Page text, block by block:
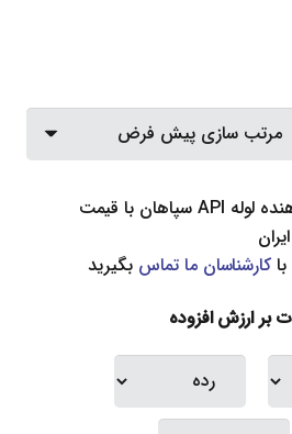
لوله API سپاهان
با قیمت
کارشناسان ما تماس بگیرید
بر ارزش افزوده